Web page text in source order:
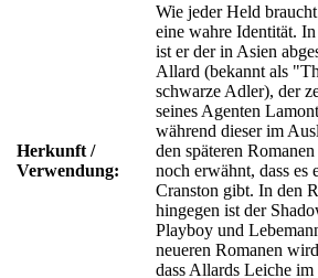
Herkunft /
Verwendung:
Wie jeder Held
eine wahre Identität.
ist er der in Asien
Allard (bekannt als
schwarze Adler), der
seines Agenten
während dieser im
den späteren
noch erwähnt, dass
Cranston gibt. In den
hingegen ist der
Playboy und
neueren Romanen
dass Allards Leiche